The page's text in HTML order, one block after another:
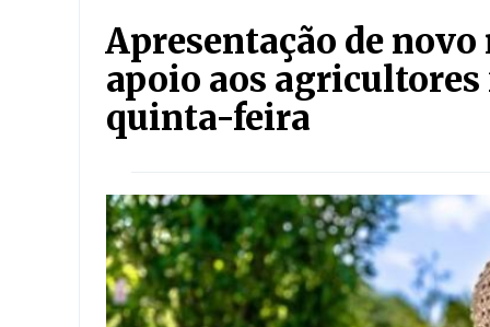
Apresentação de
apoio aos
quinta-feira